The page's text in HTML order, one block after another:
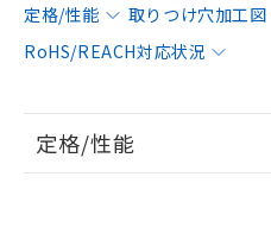
定格/性能 取りつけ穴加工図
RoHS/REACH対応状況
定格/性能